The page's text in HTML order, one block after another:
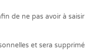
de ne pas avoir à saisir
et sera supprimé